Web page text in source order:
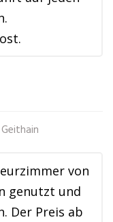
von
genutzt und
Der Preis ab